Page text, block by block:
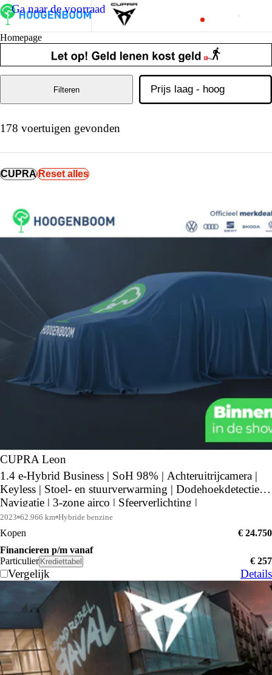
Homepage
Ga naar de voorraad
178 voertuigen gevonden
Filteren
CUPRAReset alles
CUPRA Leon
1.4 e-Hybrid Business | SoH 98% | Achteruitrijcamera |
Keyless | Stoel- en stuurverwarming | Dodehoekdetectie |
Navigatie | 3-zone airco | Sfeerverlichting |
2023 62.966 km Hybride benzine
Kopen
€ 24.750
Financieren p/m vanaf
Particulier Krediettabel € 257
Vergelijk Details